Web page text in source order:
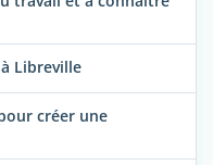
Libreville
créer une